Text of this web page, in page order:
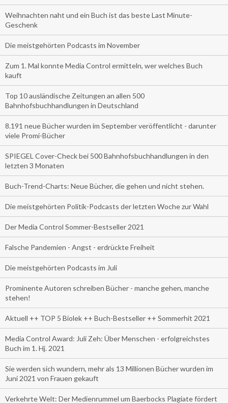
Weihnachten naht und ein Buch ist das beste Last Minute-
Geschenk
Die meistgehörten Podcasts im November
Zum 1. Mal konnte Media Control ermitteln, wer welches Buch
kauft
Top 10 ausländische Zeitungen an allen 500
Bahnhofsbuchhandlungen in Deutschland
8.191 neue Bücher wurden im September veröffentlicht - darunter
viele Promi-Bücher
SPIEGEL Cover-Check bei 500 Bahnhofsbuchhandlungen in den
letzten 3 Monaten
Buch-Trend-Charts: Neue Bücher, die gehen und nicht stehen.
Die meistgehörten Politik-Podcasts der letzten Woche zur Wahl
Der Media Control Sommer-Bestseller 2021
Falsche Pandemien - Angst - erdrückte Freiheit
Die meistgehörten Podcasts im Juli
Prominente Autoren schreiben Bücher - manche gehen, manche
stehen!
Aktuell ++ TOP 5 Biolek ++ Buch-Bestseller ++ Sommerhit 2021
Media Control Award: Juli Zeh: Über Menschen - erfolgreichstes
Buch im 1. Hj. 2021
Sie werden sich wundern, mehr als 13 Millionen Bücher wurden im
Juni 2021 von Frauen gekauft
Verkehrte Welt: Der Medienrummel um Baerbocks Plagiate fördert